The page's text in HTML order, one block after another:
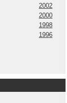
2002
2000
1998
1996